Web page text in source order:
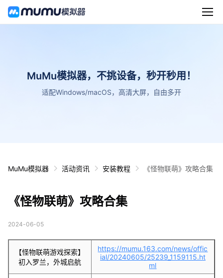
MuMu模拟器，不挑设备，秒开秒用！
适配Windows/macOS，高清大屏，自由多开
MuMu模拟器 活动资讯 安装教程 《怪物联萌》攻略合集
《怪物联萌》攻略合集
2024-06-05
【怪物联萌游戏探索】
初入罗兰，外城启航
https://mumu.163.com/news/offic
ial/20240605/25239_1159115.ht
ml